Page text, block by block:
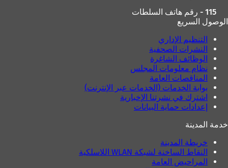
115 - رقم هاتف السلطات
الوصول السريع
التنظيم الإداري
النشرات الصحفية
الوظائف الشاغرة
نظام معلومات المجلس
المناقصات العامة
بوابة الخدمات (الخدمات عبر الإنترنت)
اشترك في نشرتنا الإخبارية
إعدادات حماية البيانات
خدمة المدينة
خريطة المدينة
النقاط الساخنة لشبكة WLAN اللاسلكية
المراحيض العامة